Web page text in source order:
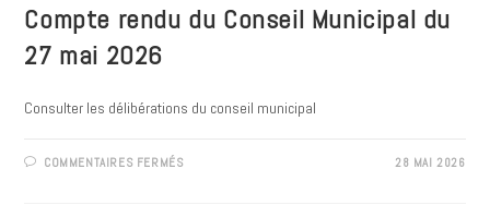
2026
Compte rendu du Conseil Municipal du
27 mai 2026
Consulter les délibérations du conseil municipal
COMMENTAIRES FERMÉSSUR 28 MAI 2026